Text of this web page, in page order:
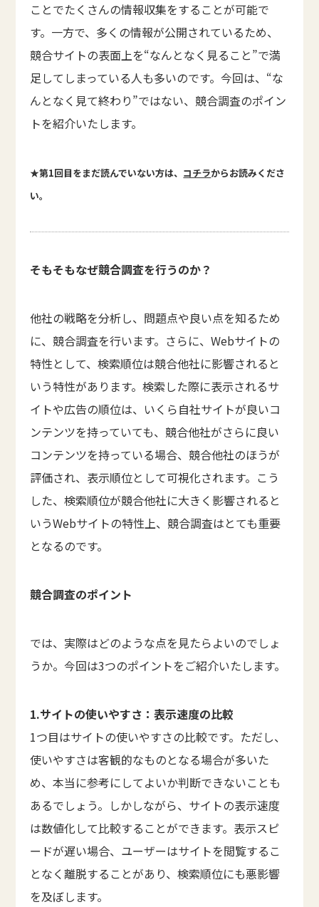
ことでたくさんの情報収集をすることが可能で
す。一方で、多くの情報が公開されているため、
競合サイトの表面上を“なんとなく見ること”で満
足してしまっている人も多いのです。今回は、“な
んとなく見て終わり”ではない、競合調査のポイン
トを紹介いたします。
★第1回目をまだ読んでいない方は、 コチラからお読みくださ
い。
そもそもなぜ競合調査を行うのか？
他社の戦略を分析し、問題点や良い点を知るため
に、競合調査を行います。さらに、Webサイトの
特性として、検索順位は競合他社に影響されると
いう特性があります。検索した際に表示されるサ
イトや広告の順位は、いくら自社サイトが良いコ
ンテンツを持っていても、競合他社がさらに良い
コンテンツを持っている場合、競合他社のほうが
評価され、表示順位として可視化されます。こう
した、検索順位が競合他社に大きく影響されると
いうWebサイトの特性上、競合調査はとても重要
となるのです。
競合調査のポイント
では、実際はどのような点を見たらよいのでしょ
うか。今回は3つのポイントをご紹介いたします。
1.サイトの使いやすさ：表示速度の比較
1つ目はサイトの使いやすさの比較です。ただし、
使いやすさは客観的なものとなる場合が多いた
め、本当に参考にしてよいか判断できないことも
あるでしょう。しかしながら、サイトの表示速度
は数値化して比較することができます。表示スピ
ードが遅い場合、ユーザーはサイトを閲覧するこ
となく離脱することがあり、検索順位にも悪影響
を及ぼします。